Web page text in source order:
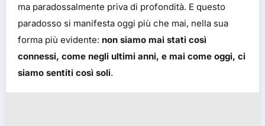
ma paradossalmente priva di profondità. E questo
paradosso si manifesta oggi più che mai, nella sua
forma più evidente: non siamo mai stati così
connessi, come negli ultimi anni, e mai come oggi, ci
siamo sentiti così soli.